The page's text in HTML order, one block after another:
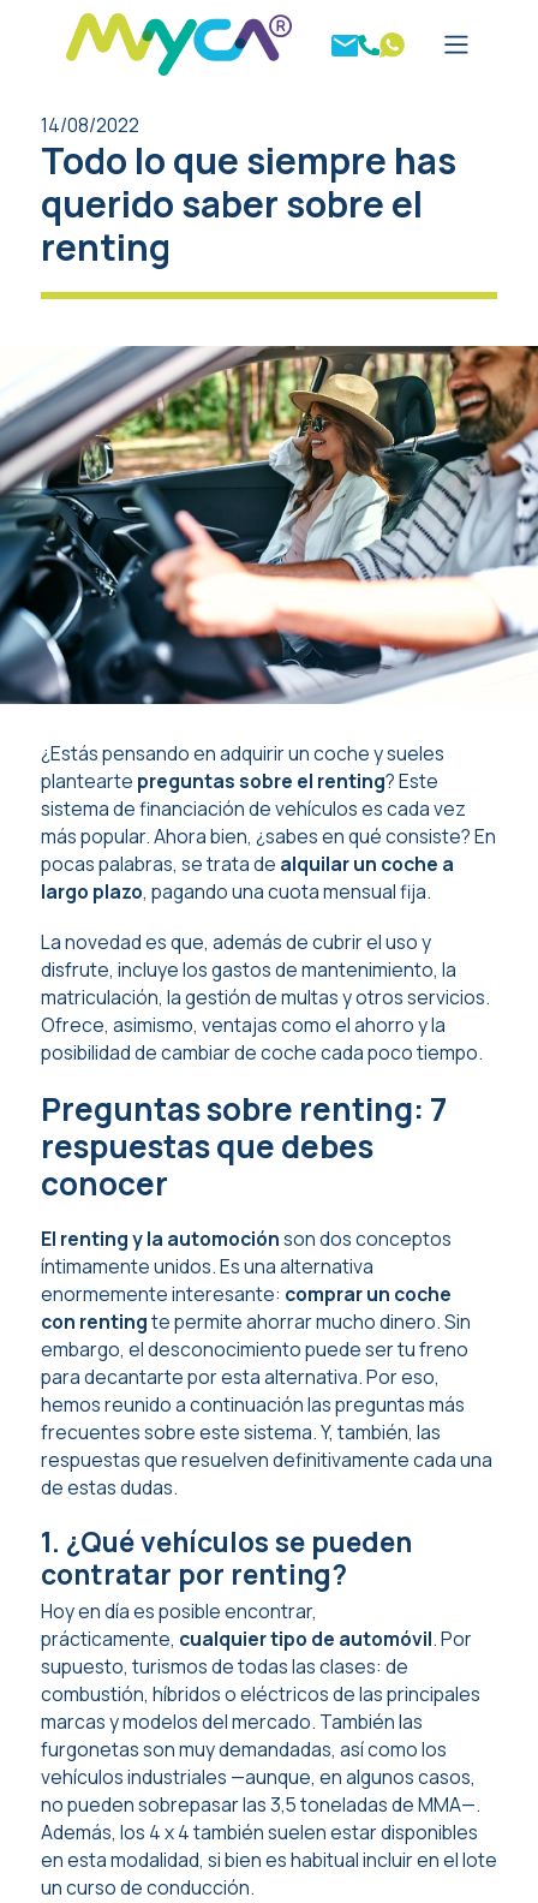
14/08/2022
Todo lo que siempre has
querido saber sobre el
renting
¿Estás pensando en adquirir un coche y sueles
plantearte preguntas sobre el renting? Este
sistema de financiación de vehículos es cada vez
más popular. Ahora bien, ¿sabes en qué consiste? En
pocas palabras, se trata de alquilar un coche a
largo plazo, pagando una cuota mensual fija.
La novedad es que, además de cubrir el uso y
disfrute, incluye los gastos de mantenimiento, la
matriculación, la gestión de multas y otros servicios.
Ofrece, asimismo, ventajas como el ahorro y la
posibilidad de cambiar de coche cada poco tiempo.
Preguntas sobre renting: 7
respuestas que debes
conocer
El renting y la automociónson dos conceptos
íntimamente unidos. Es una alternativa
enormemente interesante: comprar un coche
con rentingte permite ahorrar mucho dinero. Sin
embargo, el desconocimiento puede ser tu freno
para decantarte por esta alternativa. Por eso,
hemos reunido a continuación las preguntas más
frecuentes sobre este sistema. Y, también, las
respuestas que resuelven definitivamente cada una
de estas dudas.
1. ¿Qué vehículos se pueden
contratar por renting?
Hoy en día es posible encontrar,
prácticamente, cualquier tipo de automóvil. Por
supuesto, turismos de todas las clases: de
combustión, híbridos o eléctricos de las principales
marcas y modelos del mercado. También las
furgonetas son muy demandadas, así como los
vehículos industriales —aunque, en algunos casos,
no pueden sobrepasar las 3,5 toneladas de MMA—.
Además, los 4 x 4 también suelen estar disponibles
en esta modalidad, si bien es habitual incluir en el lote
un curso de conducción.